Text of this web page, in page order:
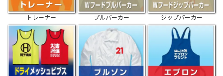
トレーナー プルパーカー ジップパーカー